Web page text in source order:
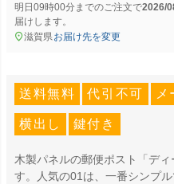
明日09時00分までのご注文で2026/
届けします。
滋賀県お届け先を変更
送料無料 代引不可
横出し 鍵付き
木製パネルの郵便ポスト「デ
す。人気の01は、一番シンプ